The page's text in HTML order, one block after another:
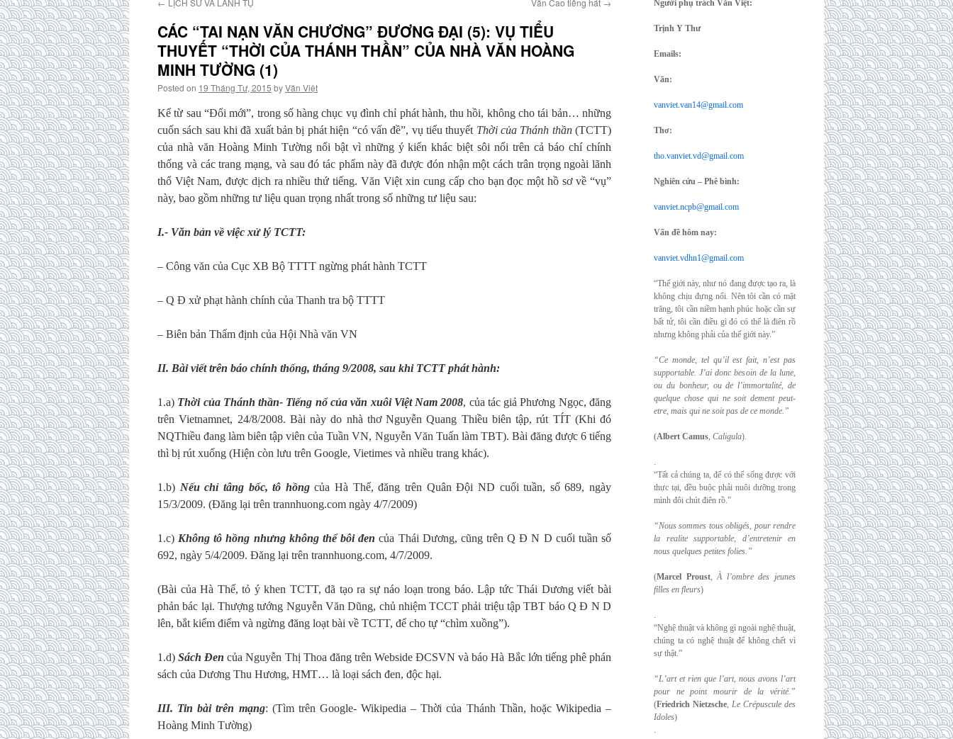
← LỊCH SỬ VÀ LÃNH TỤ Văn Cao tiếng hát →
CÁC “TAI NẠN VĂN CHƯƠNG” ĐƯƠNG ĐẠI (5): VỤ TIỂU
THUYẾT “THỜI CỦA THÁNH THẦN” CỦA NHÀ VĂN HOÀNG
MINH TƯỜNG (1)
Posted on 19 Tháng Tư, 2015 byVăn Việt
Kể từ sau “Đổi mới”, trong số hàng chục vụ đình chỉ phát hành, thu hồi, không cho tái bản… những
cuốn sách sau khi đã xuất bản bị phát hiện “có vấn đề”, vụ tiểu thuyết Thời của Thánh thần(TCTT)
của nhà văn Hoàng Minh Tường nổi bật vì những ý kiến khác biệt sôi nổi trên cả báo chí chính
thống và các trang mạng, và sau đó tác phẩm này đã được đón nhận một cách trân trọng ngoài lãnh
thổ Việt Nam, được dịch ra nhiều thứ tiếng. Văn Việt xin cung cấp cho bạn đọc một hồ sơ về “vụ”
này, bao gồm những tư liệu quan trọng nhất trong số những tư liệu sau:
I.- Văn bản về việc xử lý TCTT:
– Công văn của Cục XB Bộ TTTT ngừng phát hành TCTT
– Q Đ xử phạt hành chính của Thanh tra bộ TTTT
– Biên bản Thẩm định của Hội Nhà văn VN
II. Bài viết trên báo chính thống, tháng 9/2008, sau khi TCTT phát hành:
1.a) Thời của Thánh thần- Tiếng nổ của văn xuôi Việt Nam 2008, của tác giả Phương Ngọc, đăng
trên Vietnamnet, 24/8/2008. Bài này do nhà thơ Nguyễn Quang Thiều biên tập, rút TÍT (Khi đó
NQThiều đang làm biên tập viên của Tuần VN, Nguyễn Văn Tuấn làm TBT). Bài đăng được 6 tiếng
thì bị rút xuống (Hiện còn lưu trên Google, Vietimes và nhiều trang khác).
1.b) Nếu chỉ tâng bốc, tô hồng của Hà Thế, đăng trên Quân Đội ND cuối tuần, số 689, ngày
15/3/2009. (Đăng lại trên trannhuong.com ngày 4/7/2009)
1.c) Không tô hồng nhưng không thể bôi đen của Thái Dương, cũng trên Q Đ N D cuối tuần số
692, ngày 5/4/2009. Đăng lại trên trannhuong.com, 4/7/2009.
(Bài của Hà Thế, tỏ ý khen TCTT, đã tạo ra sự náo loạn trong báo. Lập tức Thái Dương viết bài
phản bác lại. Thượng tướng Nguyễn Văn Dũng, chủ nhiệm TCCT phải triệu tập TBT báo Q Đ N D
lên, bắt kiểm điểm và ngừng đăng loạt bài về TCTT, để cho tự “chìm xuồng”).
1.d)Sách Đencủa Nguyễn Thị Thoa đăng trên Webside ĐCSVN và báo Hà Bắc lớn tiếng phê phán
sách của Dương Thu Hương, HMT… là loại sách đen, độc hại.
III. Tin bài trên mạng: (Tìm trên Google- Wikipedia – Thời của Thánh Thần, hoặc Wikipedia –
Hoàng Minh Tường)
Người phụ trách Văn Việt:
Trịnh Y Thư
Emails:
Văn:
vanviet.van14@gmail.com
Thơ:
tho.vanviet.vd@gmail.com
Nghiên cứu – Phê bình:
vanviet.ncpb@gmail.com
Vấn đề hôm nay:
vanviet.vdhn1@gmail.com
“Thế giới này, như nó đang được tạo ra, là
không chịu đựng nổi. Nên tôi cần có mặt
trăng, tôi cần niềm hạnh phúc hoặc cần sự
bất tử, tôi cần điều gì đó có thể là điên rồ
nhưng không phải của thế giới này.”
“Ce monde, tel qu’il est fait, n’est pas
supportable. J’ai donc besoin de la lune,
ou du bonheur, ou de l’immortalité, de
quelque chose qui ne soit dement peut-
etre, mais qui ne soit pas de ce monde.”
(Albert Camus, Caligula).
.
“Tất cả chúng ta, để có thể sống được với
thực tại, đều buộc phải nuôi dưỡng trong
mình đôi chút điên rồ.”
“Nous sommes tous obligés, pour rendre
la realite supportable, d’entretenir en
nous quelques petites folies.”
(Marcel Proust,À l’ombre des jeunes
filles en fleurs)
.
“Nghệ thuật và không gì ngoài nghệ thuật,
chúng ta có nghệ thuật để không chết vì
sự thật.”
“L’art et rien que l’art, nous avons l’art
pour ne point mourir de la vérité.”
(Friedrich Nietzsche, Le Crépuscule des
Idoles)
.